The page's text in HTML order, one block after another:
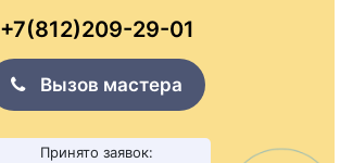
+7(812)209-29-01
Вызов мастера
Принято заявок: